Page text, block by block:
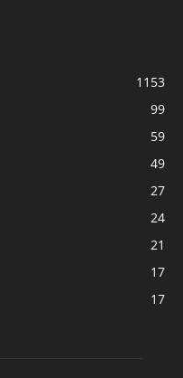
1153
99
59
49
27
24
21
17
17